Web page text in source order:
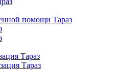
помощи Тараз
Тараз
Тараз